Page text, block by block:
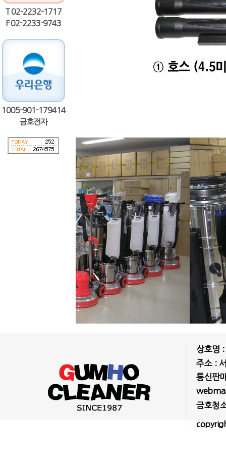
T 02-2232-1717
F 02-2233-9743
1005-901-179414
금호전자
상호명
주소 :
통신판
금호청